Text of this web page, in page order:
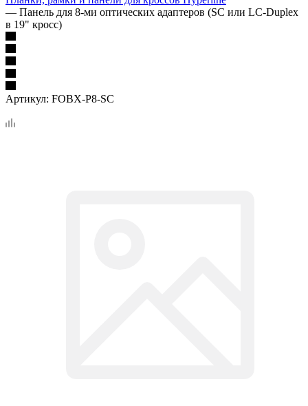
— Панель для 8-ми оптических адаптеров (SC или LC-Duplex
в 19" кросс)
Артикул: FOBX-P8-SC